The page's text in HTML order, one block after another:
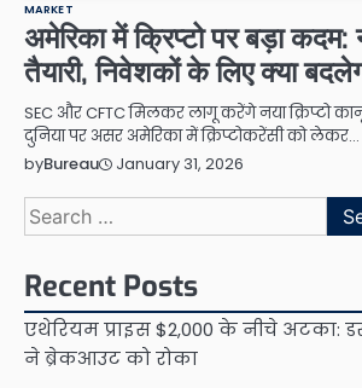
MARKET
अमेरिका में क्रिप्टो पर बड़ा कदम:
तैयारी, निवेशकों के लिए क्या
SEC और CFTC मिलकर लागू करेंगे नया क्रिप्टो
दुनिया पर असर अमेरिका में क्रिप्टोकरेंसी को लेकर…
byBureau January 31, 2026
Search
for:
Recent Posts
एथेरियम प्राइस $2,000 के नीचे अटका:
ने ब्रेकआउट को रोका